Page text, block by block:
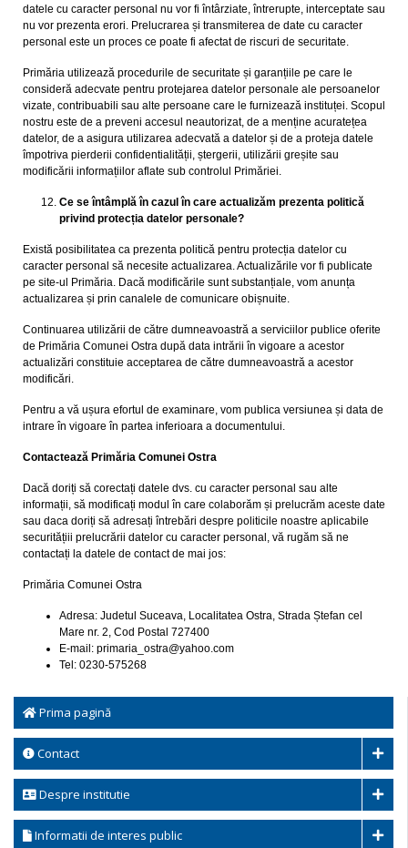
Prima pagină
Contact
Despre institutie
Informatii de interes public
datele cu caracter personal nu vor fi întârziate, întrerupte, interceptate sau
nu vor prezenta erori. Prelucrarea și transmiterea de date cu caracter
personal este un proces ce poate fi afectat de riscuri de securitate.
Primăria utilizează procedurile de securitate și garanțiile pe care le
consideră adecvate pentru protejarea datelor personale ale persoanelor
vizate, contribuabili sau alte persoane care le furnizează instituței. Scopul
nostru este de a preveni accesul neautorizat, de a menține acuratețea
datelor, de a asigura utilizarea adecvată a datelor și de a proteja datele
împotriva pierderii confidentialității, ștergerii, utilizării greșite sau
modificării informațiilor aflate sub controlul Primăriei.
Ce se întâmplă în cazul în care actualizăm prezenta politică
privind protecția datelor personale?
Există posibilitatea ca prezenta politică pentru protecția datelor cu
caracter personal să necesite actualizarea. Actualizările vor fi publicate
pe site-ul Primăria. Dacă modificările sunt substanțiale, vom anunța
actualizarea și prin canalele de comunicare obișnuite.
Continuarea utilizării de către dumneavoastră a serviciilor publice oferite
de Primăria Comunei Ostra după data intrării în vigoare a acestor
actualizări constituie acceptarea de către dumneavoastră a acestor
modificări.
Pentru a vă ușura efortul de examinare, vom publica versiunea și data de
intrare în vigoare în partea inferioara a documentului.
Contactează Primăria Comunei Ostra
Dacă doriți să corectați datele dvs. cu caracter personal sau alte
informații, să modificați modul în care colaborăm și prelucrăm aceste date
sau daca doriți să adresați întrebări despre politicile noastre aplicabile
securitățiii prelucrării datelor cu caracter personal, vă rugăm să ne
contactați la datele de contact de mai jos:
Primăria Comunei Ostra
Adresa: Judetul Suceava, Localitatea Ostra, Strada Ștefan cel
Mare nr. 2, Cod Postal 727400
E-mail: primaria_ostra@yahoo.com
Tel: 0230-575268